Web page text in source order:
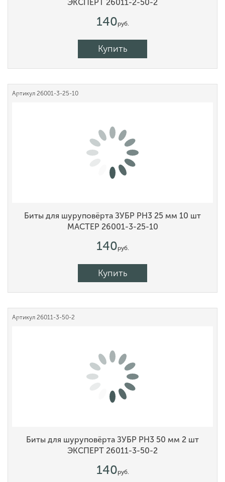
ЭКСПЕРТ 26011-2-50-2
140руб.
Купить
Артикул 26001-3-25-10
Биты для шуруповёрта ЗУБР PH3 25 мм 10 шт
МАСТЕР 26001-3-25-10
140руб.
Купить
Артикул 26011-3-50-2
Биты для шуруповёрта ЗУБР PH3 50 мм 2 шт
ЭКСПЕРТ 26011-3-50-2
140руб.